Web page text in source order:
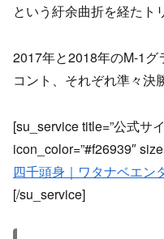
という紆余曲折を経たト
2017年と2018年のM-1
コント、それぞれ準々決
[su_service title=”公式サ
icon_color=”#f26939″
四千頭身｜ワタナベエン
[/su_service]